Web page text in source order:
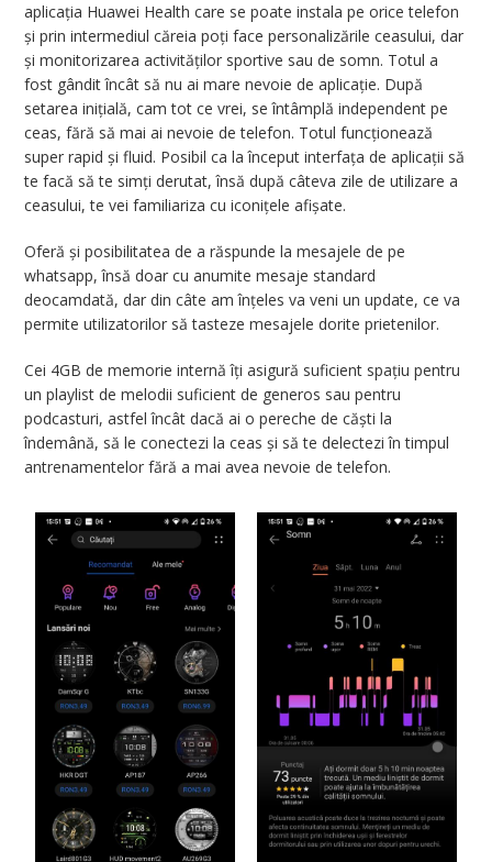
aplicația Huawei Health care se poate instala pe orice telefon
și prin intermediul căreia poți face personalizările ceasului, dar
și monitorizarea activităților sportive sau de somn. Totul a
fost gândit încât să nu ai mare nevoie de aplicație. După
setarea inițială, cam tot ce vrei, se întâmplă independent pe
ceas, fără să mai ai nevoie de telefon. Totul funcționează
super rapid și fluid. Posibil ca la început interfața de aplicații să
te facă să te simți derutat, însă după câteva zile de utilizare a
ceasului, te vei familiariza cu iconițele afișate.
Oferă și posibilitatea de a răspunde la mesajele de pe
whatsapp, însă doar cu anumite mesaje standard
deocamdată, dar din câte am înțeles va veni un update, ce va
permite utilizatorilor să tasteze mesajele dorite prietenilor.
Cei 4GB de memorie internă îți asigură suficient spațiu pentru
un playlist de melodii suficient de generos sau pentru
podcasturi, astfel încât dacă ai o pereche de căști la
îndemână, să le conectezi la ceas și să te delectezi în timpul
antrenamentelor fără a mai avea nevoie de telefon.